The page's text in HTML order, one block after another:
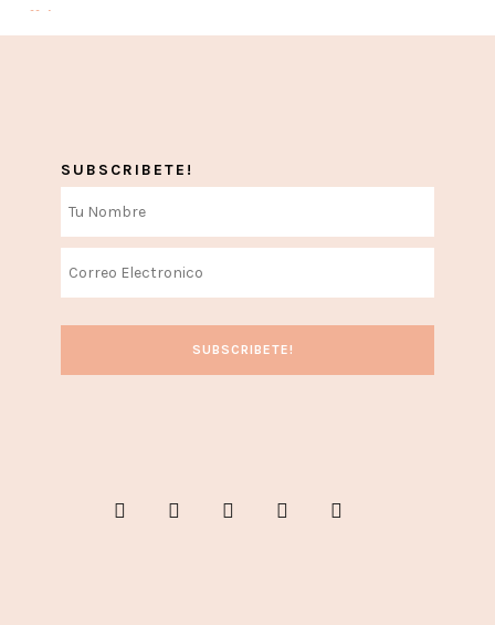
SUBSCRIBETE!